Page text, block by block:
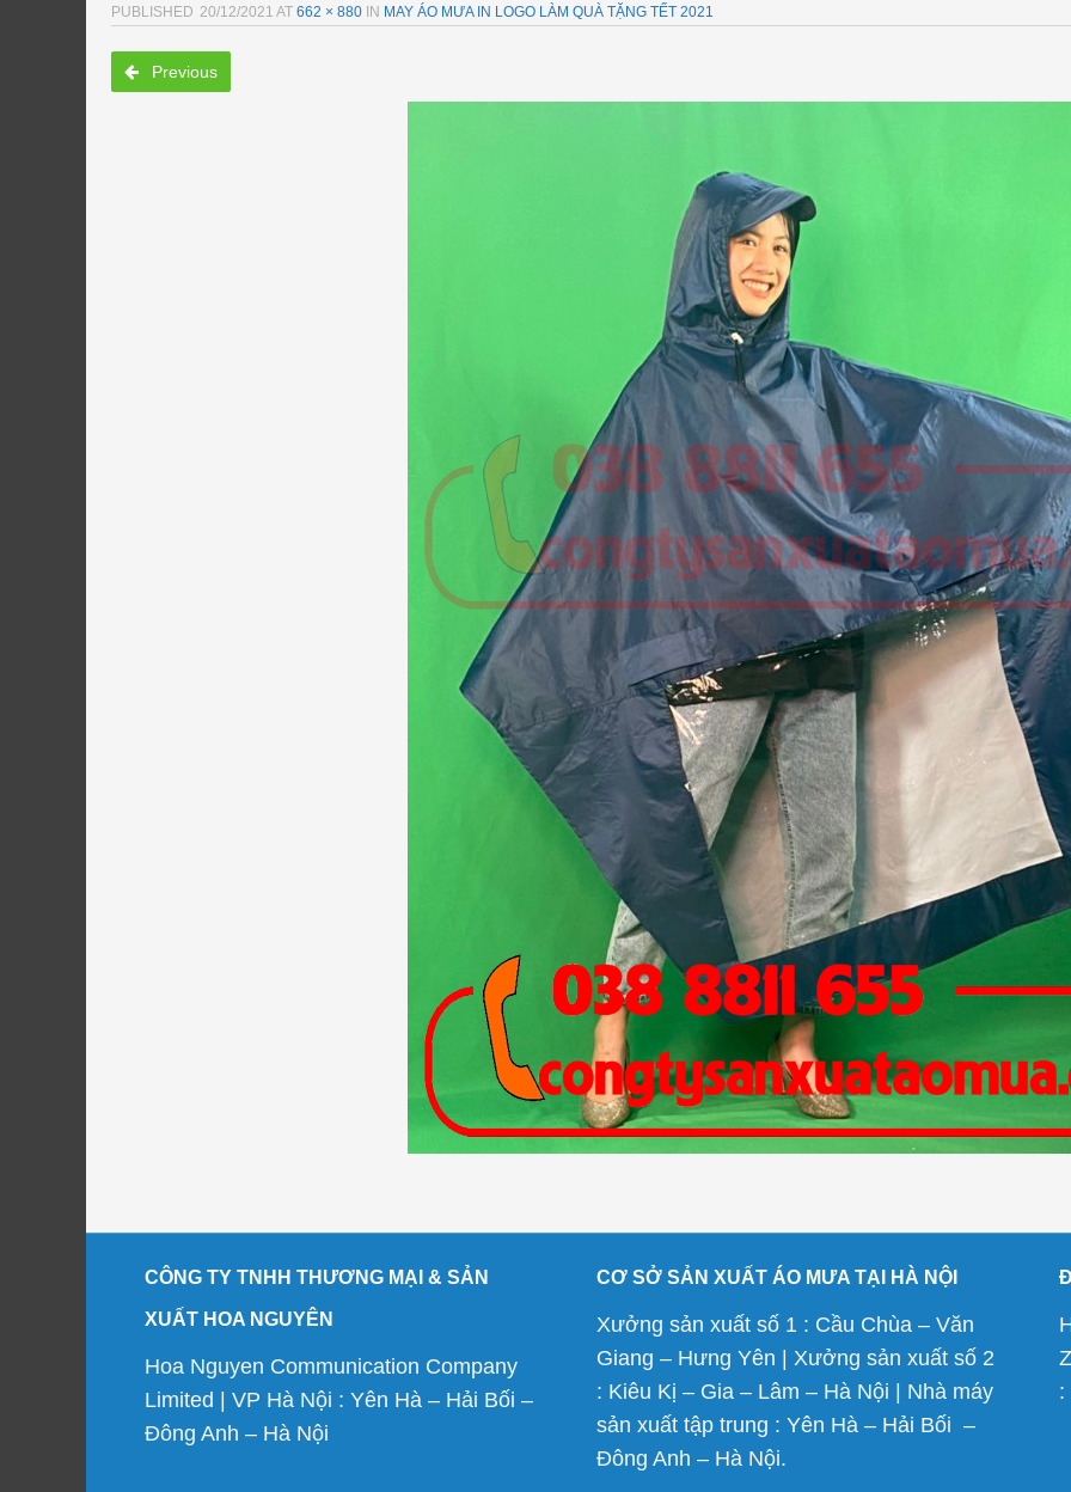
PUBLISHED 20/12/2021 AT 662 × 880 IN MAY ÁO MƯA IN LOGO LÀM QUÀ TẶNG TẾT 2021
Previous
CÔNG TY TNHH THƯƠNG MẠI & SẢN
XUẤT HOA NGUYÊN
Hoa Nguyen Communication Company
Limited | VP Hà Nội : Yên Hà – Hải Bối –
Đông Anh – Hà Nội
CƠ SỞ SẢN XUẤT ÁO MƯA TẠI HÀ NỘI
Xưởng sản xuất số 1 : Cầu Chùa – Văn
Giang – Hưng Yên | Xưởng sản xuất số 2
: Kiêu Kị – Gia – Lâm – Hà Nội | Nhà máy
sản xuất tập trung : Yên Hà – Hải Bối –
Đông Anh – Hà Nội.
: